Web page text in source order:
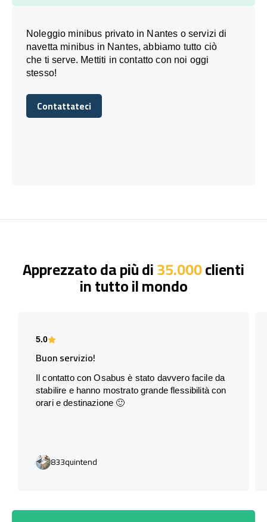
Noleggio minibus privato in Nantes o servizi di
navetta minibus in Nantes, abbiamo tutto ciò
che ti serve. Mettiti in contatto con noi oggi
stesso!
Contattateci
Contattateci
Apprezzato da più di35.000clienti
in tutto il mondo
5.0
Buon servizio!
Il contatto con Osabus è stato davvero facile da
stabilire e hanno mostrato grande flessibilità con
orari e destinazione 🙂
833quintend